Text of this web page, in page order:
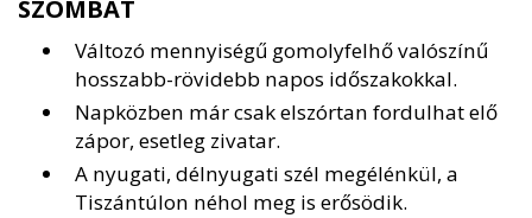
SZOMBAT
Változó mennyiségű gomolyfelhő valószínű
hosszabb-rövidebb napos időszakokkal.
Napközben már csak elszórtan fordulhat elő
zápor, esetleg zivatar.
A nyugati, délnyugati szél megélénkül, a
Tiszántúlon néhol meg is erősödik.